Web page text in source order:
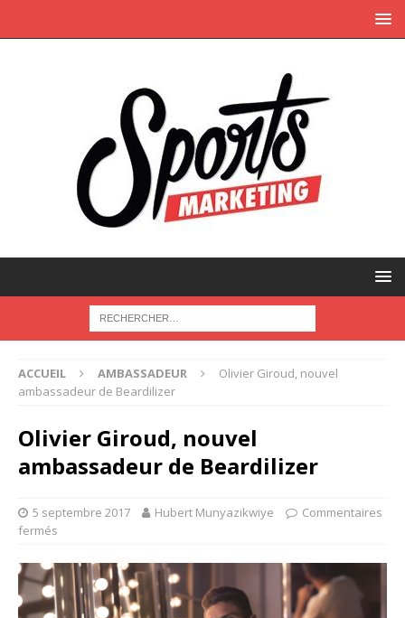
ACCUEIL AMBASSADEUR
Olivier Giroud, nouvel
ambassadeur de Beardilizer
Olivier Giroud, nouvel
ambassadeur de Beardilizer
5 septembre 2017 Hubert Munyazikwiye
Commentaires
fermés